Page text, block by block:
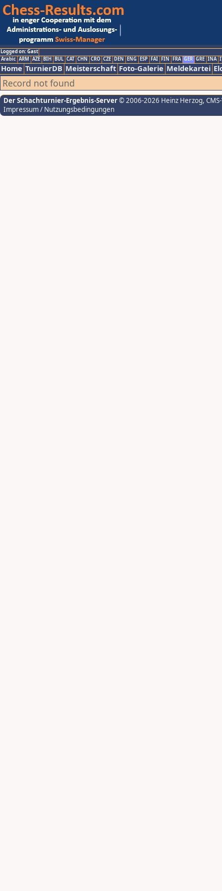
Logged on: Gast
Arabic ARM AZE BIH BUL CAT CHN CRO CZE DEN ENG ESP FAI FIN FRA GER GRE INA
Home TurnierDB Meisterschaft Foto-Galerie Meldekartei
Record not found
Der Schachturnier-Ergebnis-Server© 2006-2026 Heinz Herzog,
Impressum / Nutzungsbedingungen